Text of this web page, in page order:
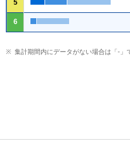
5
6
集計期間内にデータがない場合は「-」